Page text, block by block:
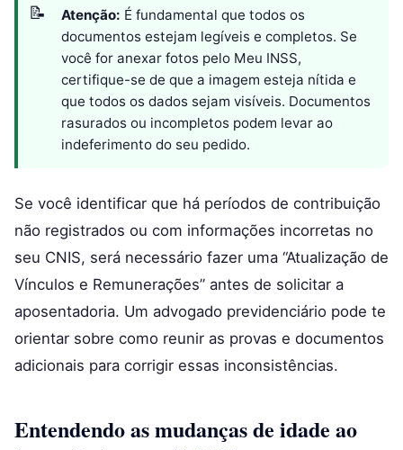
Atenção: É fundamental que todos os
documentos estejam legíveis e completos. Se
você for anexar fotos pelo Meu INSS,
certifique-se de que a imagem esteja nítida e
que todos os dados sejam visíveis. Documentos
rasurados ou incompletos podem levar ao
indeferimento do seu pedido.
Se você identificar que há períodos de contribuição
não registrados ou com informações incorretas no
seu CNIS, será necessário fazer uma “Atualização de
Vínculos e Remunerações” antes de solicitar a
aposentadoria. Um advogado previdenciário pode te
orientar sobre como reunir as provas e documentos
adicionais para corrigir essas inconsistências.
Entendendo as mudanças de idade ao